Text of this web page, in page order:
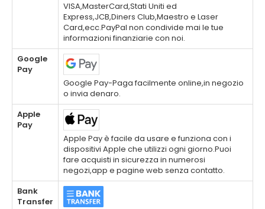
VISA,MasterCard,Stati Uniti ed
Express,JCB,Diners Club,Maestro e Laser
Card,ecc.PayPal non condivide mai le tue
informazioni finanziarie con noi.
Google
Pay
Google Pay-Paga facilmente online,in negozio
o invia denaro.
Apple
Pay
Apple Pay è facile da usare e funziona con i
dispositivi Apple che utilizzi ogni giorno.Puoi
fare acquisti in sicurezza in numerosi
negozi,app e pagine web senza contatto.
Bank
Transfer